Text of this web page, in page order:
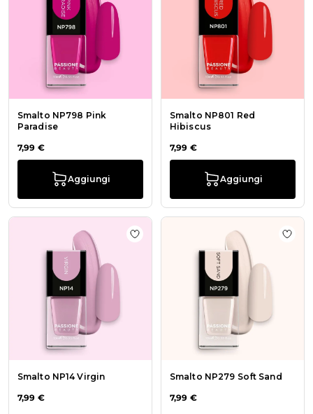
Smalto NP798 Pink
Paradise
7,99 €
Aggiungi
Smalto NP801 Red
Hibiscus
7,99 €
Aggiungi
Smalto NP14 Virgin
7,99 €
Aggiungi alla wishlist Smalto NP14
Smalto NP279 Soft Sand
7,99 €